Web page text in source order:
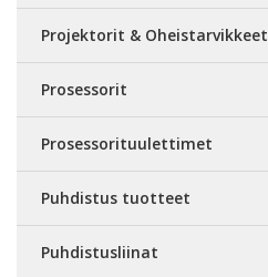
Projektorit & Oheistarvikkeet
Prosessorit
Prosessorituulettimet
Puhdistus tuotteet
Puhdistusliinat